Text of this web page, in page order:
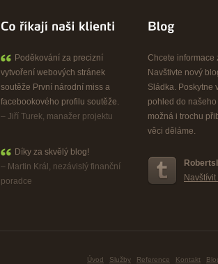
Poděkování za precizní
vytvoření webových stránek
soutěže První národní miss a
facebookového profilu soutěže.
– Jiří Turek, manažer projektu
Díky za skvělý blog!
– Martin Král, nezávislý finanční
poradce
Chcete informace
Navštivte nový
Sládka. Poskytne
pohled do
možná i trochu
věci děláme.
Navštívit
Úvod Služby Reference Kontakt